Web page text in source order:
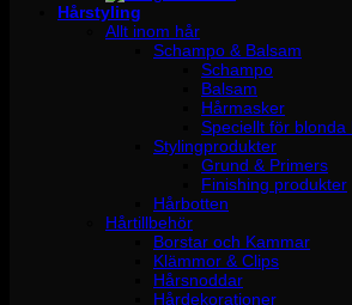
Hårstyling
Allt inom hår
Schampo & Balsam
Schampo
Balsam
Hårmasker
Speciellt för blonda
Stylingprodukter
Grund & Primers
Finishing produkter
Hårbotten
Hårtillbehör
Borstar och Kammar
Klämmor & Clips
Hårsnoddar
Hårdekorationer